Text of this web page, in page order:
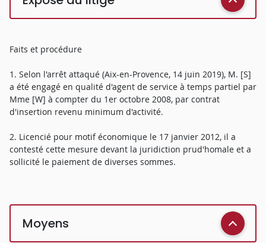
Faits et procédure
1. Selon l'arrêt attaqué (Aix-en-Provence, 14 juin 2019), M. [S]
a été engagé en qualité d'agent de service à temps partiel par
Mme [W] à compter du 1er octobre 2008, par contrat
d'insertion revenu minimum d'activité.
2. Licencié pour motif économique le 17 janvier 2012, il a
contesté cette mesure devant la juridiction prud'homale et a
sollicité le paiement de diverses sommes.
Moyens